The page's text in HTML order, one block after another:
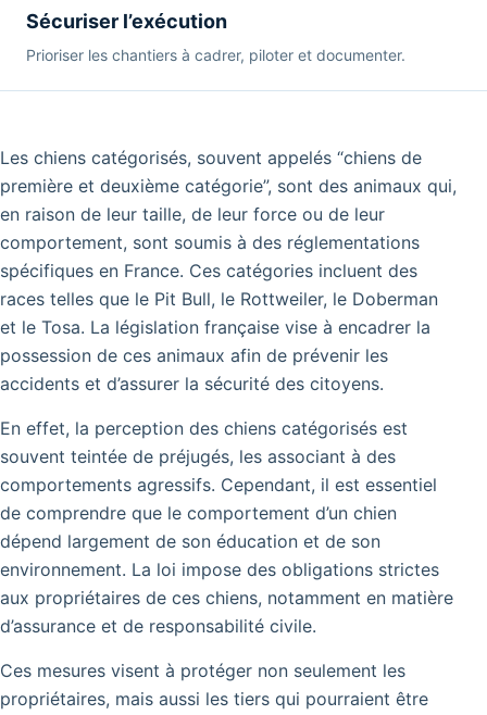
Sécuriser l’exécution
Prioriser les chantiers à cadrer, piloter et documenter.
Les chiens catégorisés, souvent appelés “chiens de
première et deuxième catégorie”, sont des animaux qui,
en raison de leur taille, de leur force ou de leur
comportement, sont soumis à des réglementations
spécifiques en France. Ces catégories incluent des
races telles que le Pit Bull, le Rottweiler, le Doberman
et le Tosa. La législation française vise à encadrer la
possession de ces animaux afin de prévenir les
accidents et d’assurer la sécurité des citoyens.
En effet, la perception des chiens catégorisés est
souvent teintée de préjugés, les associant à des
comportements agressifs. Cependant, il est essentiel
de comprendre que le comportement d’un chien
dépend largement de son éducation et de son
environnement. La loi impose des obligations strictes
aux propriétaires de ces chiens, notamment en matière
d’assurance et de responsabilité civile.
Ces mesures visent à protéger non seulement les
propriétaires, mais aussi les tiers qui pourraient être